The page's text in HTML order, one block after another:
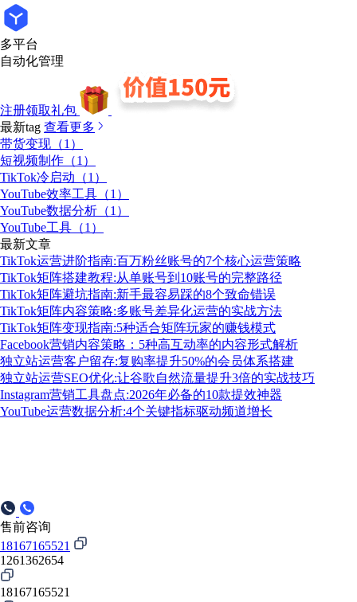
多平台
自动化管理
注册领取礼包
最新tag 查看更多
带货变现（1）
短视频制作（1）
TikTok冷启动（1）
YouTube效率工具（1）
YouTube数据分析（1）
YouTube工具（1）
最新文章
TikTok运营进阶指南:百万粉丝账号的7个核心运营策略
TikTok矩阵搭建教程:从单账号到10账号的完整路径
TikTok矩阵避坑指南:新手最容易踩的8个致命错误
TikTok矩阵内容策略:多账号差异化运营的实战方法
TikTok矩阵变现指南:5种适合矩阵玩家的赚钱模式
Facebook营销内容策略：5种高互动率的内容形式解析
独立站运营客户留存:复购率提升50%的会员体系搭建
独立站运营SEO优化:让谷歌自然流量提升3倍的实战技巧
Instagram营销工具盘点:2026年必备的10款提效神器
YouTube运营数据分析:4个关键指标驱动频道增长
售前咨询
18167165521
1261362654
18167165521